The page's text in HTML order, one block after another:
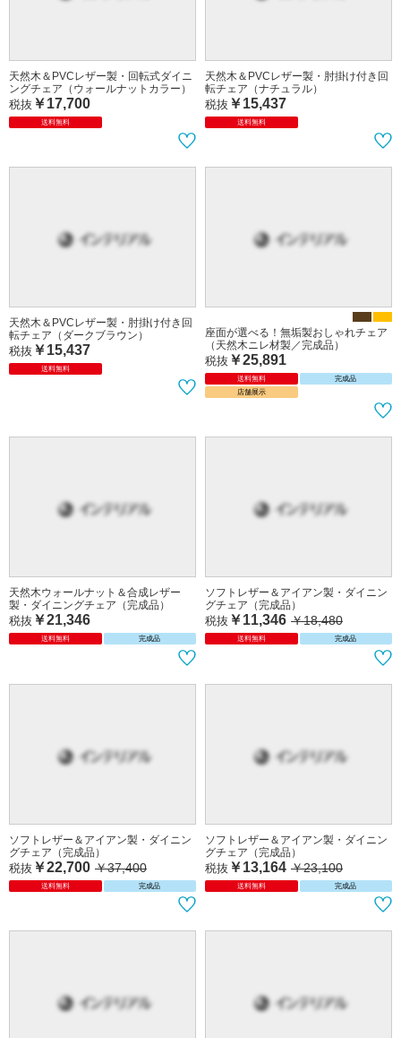
天然木＆PVCレザー製・回転式ダイニ
ングチェア（ウォールナットカラー）
税抜 ￥17,700
送料無料
天然木＆PVCレザー製・肘掛け付き回
転チェア（ナチュラル）
税抜 ￥15,437
送料無料
天然木＆PVCレザー製・肘掛け付き回
転チェア（ダークブラウン）
税抜 ￥15,437
送料無料
座面が選べる！無垢製おしゃれチェア
（天然木ニレ材製／完成品）
税抜 ￥25,891
送料無料
完成品
店舗展示
天然木ウォールナット＆合成レザー
製・ダイニングチェア（完成品）
税抜 ￥21,346
送料無料 完成品
ソフトレザー＆アイアン製・ダイニン
グチェア（完成品）
税抜 ￥11,346 ￥18,480
送料無料 完成品
ソフトレザー＆アイアン製・ダイニン
グチェア（完成品）
税抜 ￥22,700 ￥37,400
送料無料 完成品
ソフトレザー＆アイアン製・ダイニン
グチェア（完成品）
税抜 ￥13,164 ￥23,100
送料無料 完成品